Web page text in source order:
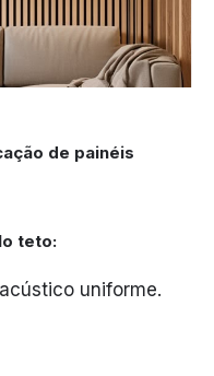
de painéis
teto:
uniforme.